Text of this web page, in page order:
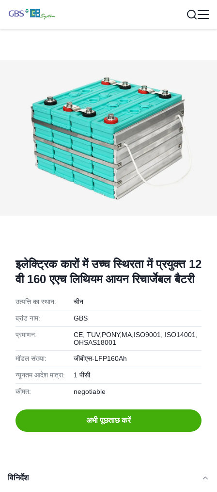
इलेक्ट्रिक कारों में उच्च स्थिरता में प्रयुक्त 12
वी 160 एएच लिथियम आयन रिचार्जेबल बैटरी
उत्पत्ति का स्थान: चीन
ब्रांड नाम: GBS
प्रमाणन:
CE, TUV,PONY,MA,ISO9001, ISO14001,
OHSAS18001
मॉडल संख्या: जीबीएस-LFP160Ah
न्यूनतम आदेश मात्रा: 1 पीसी
कीमत: negotiable
अभी पूछताछ करें
विनिर्देश